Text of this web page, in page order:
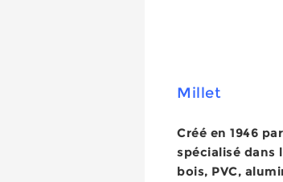
Millet
Créé en 1946
spécialisé dans
bois, PVC,